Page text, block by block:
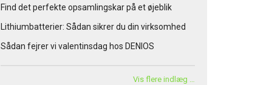
Find det perfekte opsamlingskar på et øjeblik
Lithiumbatterier: Sådan sikrer du din virksomhed
Sådan fejrer vi valentinsdag hos DENIOS
Vis flere indlæg …